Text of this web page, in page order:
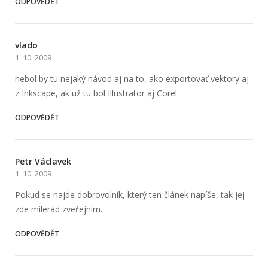
vlado
1. 10. 2009
nebol by tu nejaký návod aj na to, ako exportovať vektory aj
z Inkscape, ak už tu bol Illustrator aj Corel
ODPOVĚDĚT
Petr Václavek
1. 10. 2009
Pokud se najde dobrovolník, který ten článek napíše, tak jej
zde milerád zveřejním.
ODPOVĚDĚT